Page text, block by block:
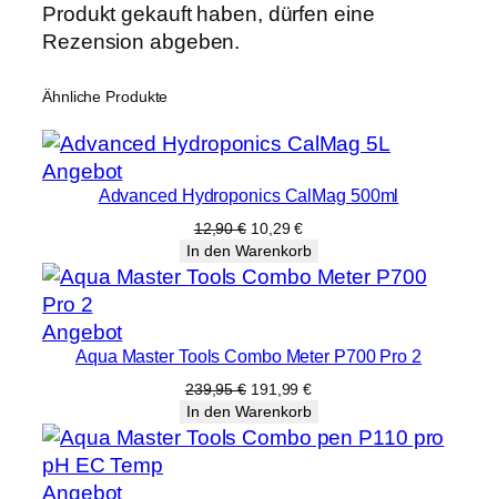
Produkt gekauft haben, dürfen eine
Rezension abgeben.
Ähnliche Produkte
AngebotProdukt
im
Angebot
Advanced Hydroponics CalMag 500ml
12,90€ Ursprünglicher
Preis
war:
12,90 €
10,29€Aktueller
Preis
ist:
10,29 €.
In den Warenkorb
AngebotProdukt
im
Angebot
Aqua Master Tools Combo Meter P700 Pro 2
239,95€ Ursprünglicher
Preis
war:
239,95 €
191,99€Aktueller
Preis
ist:
191,99 €.
In den Warenkorb
AngebotProdukt